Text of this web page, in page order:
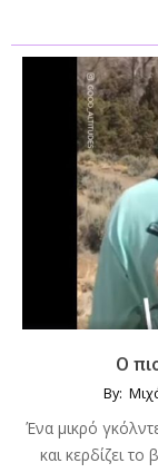
Ο
By:
Ένα μικρό
και κερδίζει